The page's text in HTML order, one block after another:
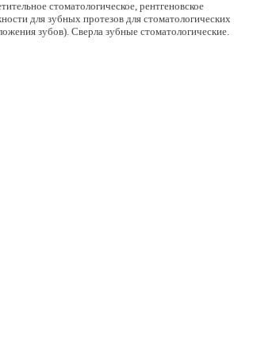
стоматологическое, рентгеновское
для зубных протезов для стоматологических
зубов). Сверла зубные стоматологические.